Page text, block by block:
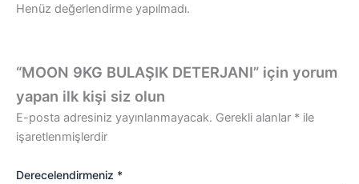
Henüz değerlendirme yapılmadı.
“MOON 9KG BULAŞIK DETERJANI” için yorum
yapan ilk kişi siz olun
E-posta adresiniz yayınlanmayacak. Gerekli alanlar * ile
işaretlenmişlerdir
Derecelendirmeniz *